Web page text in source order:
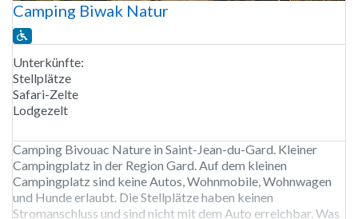
Camping Biwak Natur
Unterkünfte:
Stellplätze
Safari-Zelte
Lodgezelt
Camping Bivouac Nature in Saint-Jean-du-Gard. Kleiner
Campingplatz in der Region Gard. Auf dem kleinen
Campingplatz sind keine Autos, Wohnmobile, Wohnwagen
und Hunde erlaubt. Die Stellplätze haben keinen
Stromanschluss und sind nicht mit dem Auto erreichbar. Was